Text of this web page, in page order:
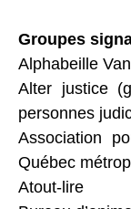
Groupes
Alphabeille
Alter justice
personnes
Association
Québec
Atout-lire